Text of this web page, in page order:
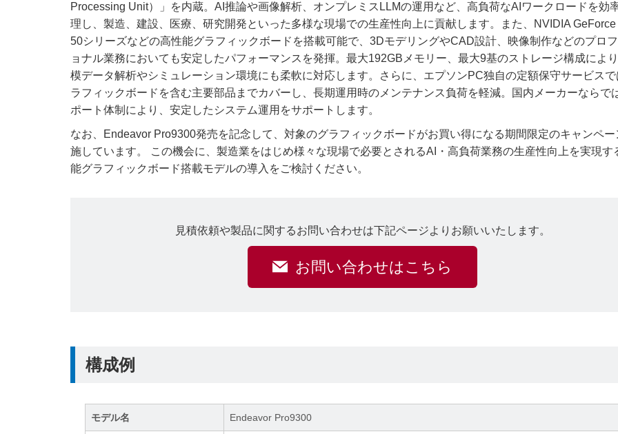
Processing Unit）」を内蔵。AI推論や画像解析、オンプレミスLLMの運用など、高負荷なAIワークロードを効
理し、製造、建設、医療、研究開発といった多様な現場での生産性向上に貢献します。また、NVIDIA
50シリーズなどの高性能グラフィックボードを搭載可能で、3DモデリングやCAD設計、映像制作などのプロ
ョナル業務においても安定したパフォーマンスを発揮。最大192GBメモリー、最大9基のストレージ構成によ
模データ解析やシミュレーション環境にも柔軟に対応します。さらに、エプソンPC独自の定額保守サービス
ラフィックボードを含む主要部品までカバーし、長期運用時のメンテナンス負荷を軽減。国内メーカーならで
ポート体制により、安定したシステム運用をサポートします。
なお、Endeavor Pro9300発売を記念して、対象のグラフィックボードがお買い得になる期間限定のキャンペー
施しています。 この機会に、製造業をはじめ様々な現場で必要とされるAI・高負荷業務の生産性向上を実現す
能グラフィックボード搭載モデルの導入をご検討ください。
見積依頼や製品に関するお問い合わせは下記ページよりお願いいたします。
お問い合わせはこちら
構成例
モデル名 Endeavor Pro9300